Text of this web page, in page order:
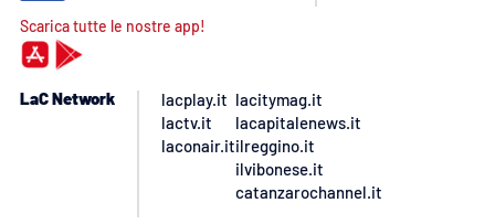
Scarica tutte le nostre app!
LaC Network
lacplay.it
lactv.it
laconair.it
lacitymag.it
lacapitalenews.it
ilreggino.it
ilvibonese.it
catanzarochannel.it